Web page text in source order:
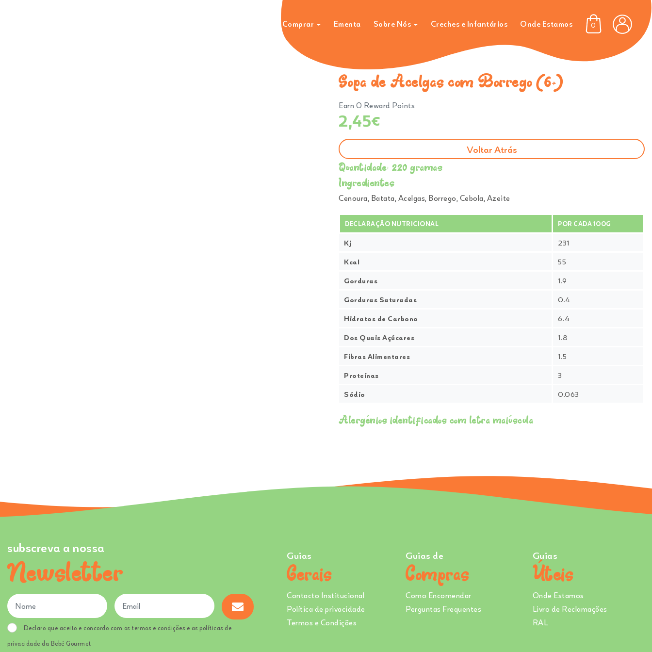
0
Comprar Ementa Sobre Nós Creches e Infantários Onde Estamos
Sopa de Acelgas com Borrego (6+)
Earn 0 Reward Points
2,45€
Voltar Atrás
Quantidade: 220 gramas
Ingredientes
Cenoura, Batata, Acelgas, Borrego, Cebola, Azeite
DECLARAÇÃO NUTRICIONAL POR CADA 100G
Kj 231
Kcal 55
Gorduras 1.9
Gorduras Saturadas 0.4
Hidratos de Carbono 6.4
Dos Quais Açúcares 1.8
Fibras Alimentares 1.5
Proteínas 3
Sódio 0.063
Alergénios identificados com letra maiúscula
subscreva a nossa
Newsletter
Declaro que aceito e concordo com os termos e condições e as políticas de
privacidade da Bebé Gourmet
Guias
Gerais
Contacto Institucional
Política de privacidade
Termos e Condições
Guias de
Compras
Como Encomendar
Perguntas Frequentes
Guias
Úteis
Onde Estamos
Livro de Reclamações
RAL